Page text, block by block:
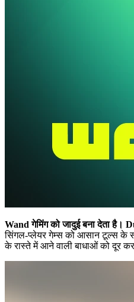
Wand गेमिंग को जादुई बना देता है।
सिंगल-प्लेयर गेम्स को आसान टूल्स के
के रास्ते में आने वाली बाधाओं को दूर